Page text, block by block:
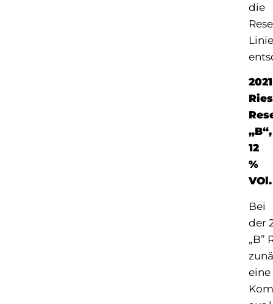
die
Linie
2021
„B“,
12
%
Bei
der
„B”
eine